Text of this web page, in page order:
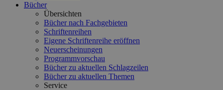
Bücher
Übersichten
Bücher nach Fachgebieten
Schriftenreihen
Eigene Schriftenreihe eröffnen
Neuerscheinungen
Programmvorschau
Bücher zu aktuellen Schlagzeilen
Bücher zu aktuellen Themen
Service